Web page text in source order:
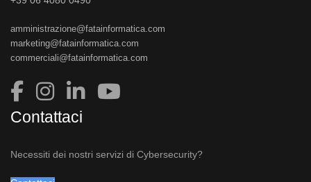
amministrazione@fatainformatica.com
marketing@fatainformatica.com
commerciali@fatainformatica.com
Contattaci
Necessiti dei nostri servizi di Cybersecurity?